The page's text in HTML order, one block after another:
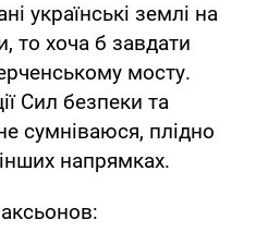
українські землі на
то хоча б завдати
мосту.
Сил безпеки та
сумніваюся, плідно
напрямках.